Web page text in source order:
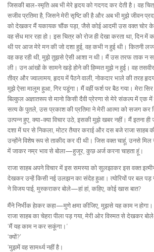
जिसकी बाल-स्मृति अब भी मेरे हृदय को गदगद कर देती है। वह
सजीव प्रतिमा है, जिसने मेरी सृष्टि की है और अब भी मुझे जीवन
को देखकर मैं यकायक चौंक पड़ा, जैसे कोई आदमी उस वक्त चोर
वह सेंध मार रहा हो। इस चित्र को रोज ही देखा करता था, दिन में
थी पर आज मेरे मन की जो दशा हुई, वह कभी न हुई थी। कितनी
वह कह रही थी, मुझे तुझसे ऐसी आशा न थी। मैं उस तरफ ताक
ली। उन आंखों के सामने खड़े होने की हिम्मत मुझे न हुई। वह
तीव्र और ज्वालामय, हृदय में पैठने वाली, नोकदार भाले की तरह
मुझे ऐसा मालूम हुआ, गिर पडूंगा। मैं वहीं फर्श पर बैठ गया। मेरा
बिल्कुल अज्ञातरूप से मानो किसी दैवी प्रेरणा से मेरे संकल्प में एक
सत्य के पुतले, उस प्रकाश की प्रतिमा ने मेरी आत्मा को सजग कर
उत्पन्न हुए, क्या-क्या विचार उठे, इसकी मुझे खबर नहीं। मैं इतना ही
दशा में घर से निकला, मोटर तैयार कराई और दस बजे राजा साहब
उन्होंने विशेष रूप से ताकीद कर दी थी। जिस वक्त चाहूं, उनसे
में जाकर नम्र भाव से बोला—हुजूर, कुछ अर्ज करना चाहता हूं।
राजा साहब अपने विचार में इस समस्या को सुलझाकर इस वक्त
देखकर उन्हें किसी नई उलझन का संदेह हुआ। त्योरियों पर बल पड़
ने विजय पाई, मुस्कराकर बोले—हां हां, कहिए, कोई खास बात?
मैंने निर्भीक हेाकर कहा—मुणे क्षमा कीजिए, मुझसे यह काम न होगा।
राजा साहब का चेहरा पीला पड़ गया, मेरी ओर विस्मत से देखकर
‘मैं यह काम न कर सकूंगा।’
‘क्यों?’
‘मुझमें वह सामर्थ्य नहीं है।